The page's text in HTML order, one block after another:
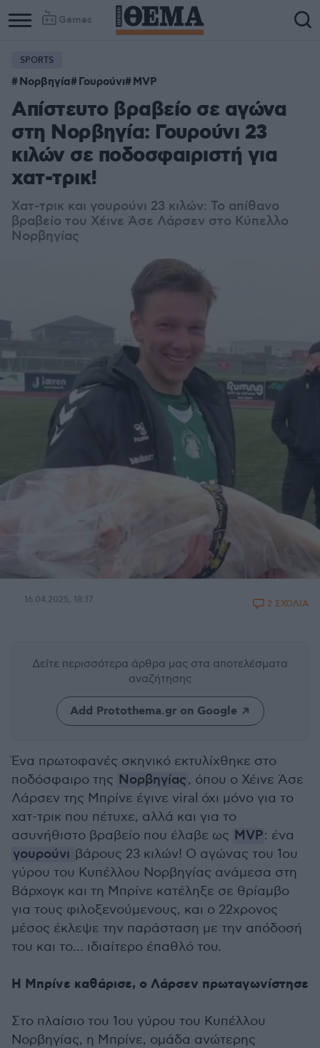
Games
Column
1
Column
2
SPORTS
Νορβηγία Γουρούνι MVP
Απίστευτο βραβείο σε αγώνα
στη Νορβηγία: Γουρούνι 23
κιλών σε ποδοσφαιριστή για
χατ-τρικ!
Χατ-τρικ και γουρούνι 23 κιλών: Το απίθανο
βραβείο του Χέινε Άσε Λάρσεν στο Κύπελλο
Νορβηγίας
16.04.2025, 18:17 2 ΣΧΟΛΙΑ
Δείτε περισσότερα άρθρα μας στα αποτελέσματα
αναζήτησης
Add Protothema.gr on Google
Ένα πρωτοφανές σκηνικό εκτυλίχθηκε στο
ποδόσφαιρο της Νορβηγίας, όπου ο Χέινε Άσε
Λάρσεν της Μπρίνε έγινε viral όχι μόνο για το
χατ-τρικ που πέτυχε, αλλά και για το
ασυνήθιστο βραβείο που έλαβε ως MVP: ένα
γουρούνι βάρους 23 κιλών! Ο αγώνας του 1ου
γύρου του Κυπέλλου Νορβηγίας ανάμεσα στη
Βάρχογκ και τη Μπρίνε κατέληξε σε θρίαμβο
για τους φιλοξενούμενους, και ο 22χρονος
μέσος έκλεψε την παράσταση με την απόδοσή
του και το… ιδιαίτερο έπαθλό του.
Η Μπρίνε καθάρισε, ο Λάρσεν πρωταγωνίστησε
Στο πλαίσιο του 1ου γύρου του Κυπέλλου
Νορβηγίας, η Μπρίνε, ομάδα ανώτερης